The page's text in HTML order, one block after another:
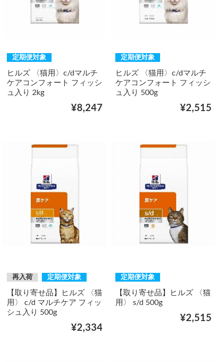
定期便対象
ヒルズ 〈猫用〉c/dマルチ
ケアコンフォート フィッシ
ュ入り 2kg
¥8,247
定期便対象
ヒルズ 〈猫用〉c/dマルチ
ケアコンフォート フィッシ
ュ入り 500g
¥2,515
再入荷 定期便対象
【取り寄せ品】ヒルズ 〈猫
用〉 c/d マルチケア フィッ
シュ入り 500g
¥2,334
定期便対象
【取り寄せ品】ヒルズ 〈猫
用〉 s/d 500g
¥2,515